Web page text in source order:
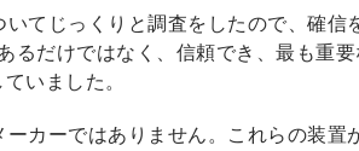
てじっくりと調査をしたので、確信
だけではなく、信頼でき、最も重要
いました。
カーではありません。これらの装置